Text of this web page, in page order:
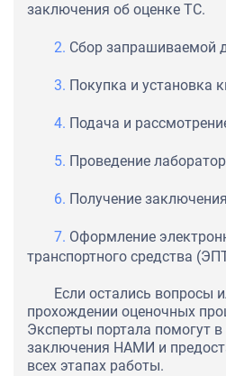
заключения об оценке ТС.
Сбор запрашиваемой
Покупка и установка
Подача и
Проведение
Получение
Оформление
транспортного средства
Если остались вопросы
прохождении оценочных
Эксперты портала помогут в
заключения НАМИ и
всех этапах работы.